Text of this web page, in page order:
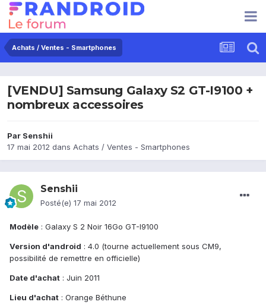
Achats / Ventes - Smartphones
[VENDU] Samsung Galaxy S2 GT-I9100 +
nombreux accessoires
Par Senshii
17 mai 2012 dans Achats / Ventes - Smartphones
Senshii
Posté(e) 17 mai 2012
Modèle : Galaxy S 2 Noir 16Go GT-I9100
Version d'android : 4.0 (tourne actuellement sous CM9,
possibilité de remettre en officielle)
Date d'achat : Juin 2011
Lieu d'achat : Orange Béthune